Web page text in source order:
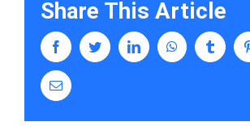
Share This Article
facebooktwitter linkedin whatsapptumblr
Email